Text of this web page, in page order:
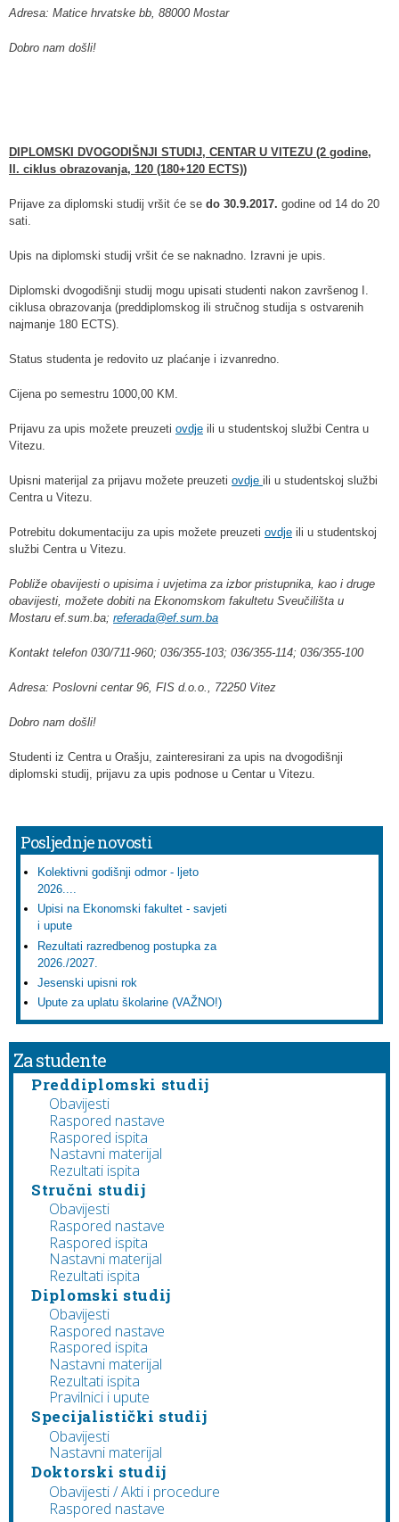
Adresa: Matice hrvatske bb, 88000 Mostar
Dobro nam došli!
DIPLOMSKI DVOGODIŠNJI STUDIJ, CENTAR U VITEZU (2 godine,
II. ciklus obrazovanja, 120 (180+120 ECTS))
Prijave za diplomski studij vršit će se do 30.9.2017. godine od 14 do 20
sati.
Upis na diplomski studij vršit će se naknadno. Izravni je upis.
Diplomski dvogodišnji studij mogu upisati studenti nakon završenog I.
ciklusa obrazovanja (preddiplomskog ili stručnog studija s ostvarenih
najmanje 180 ECTS).
Status studenta je redovito uz plaćanje i izvanredno.
Cijena po semestru 1000,00 KM.
Prijavu za upis možete preuzeti ovdje ili u studentskoj službi Centra u
Vitezu.
Upisni materijal za prijavu možete preuzeti ovdje ili u studentskoj službi
Centra u Vitezu.
Potrebitu dokumentaciju za upis možete preuzeti ovdje ili u studentskoj
službi Centra u Vitezu.
Pobliže obavijesti o upisima i uvjetima za izbor pristupnika, kao i druge
obavijesti, možete dobiti na Ekonomskom fakultetu Sveučilišta u
Mostaru ef.sum.ba; referada@ef.sum.ba
Kontakt telefon 030/711-960; 036/355-103; 036/355-114; 036/355-100
Adresa: Poslovni centar 96, FIS d.o.o., 72250 Vitez
Dobro nam došli!
Studenti iz Centra u Orašju, zainteresirani za upis na dvogodišnji
diplomski studij, prijavu za upis podnose u Centar u Vitezu.
Posljednje novosti
Kolektivni godišnji odmor - ljeto
2026....
Upisi na Ekonomski fakultet - savjeti
i upute
Rezultati razredbenog postupka za
2026./2027.
Jesenski upisni rok
Upute za uplatu školarine (VAŽNO!)
Za studente
Preddiplomski studij
Obavijesti
Raspored nastave
Raspored ispita
Nastavni materijal
Rezultati ispita
Stručni studij
Obavijesti
Raspored nastave
Raspored ispita
Nastavni materijal
Rezultati ispita
Diplomski studij
Obavijesti
Raspored nastave
Raspored ispita
Nastavni materijal
Rezultati ispita
Pravilnici i upute
Specijalistički studij
Obavijesti
Nastavni materijal
Doktorski studij
Obavijesti / Akti i procedure
Raspored nastave